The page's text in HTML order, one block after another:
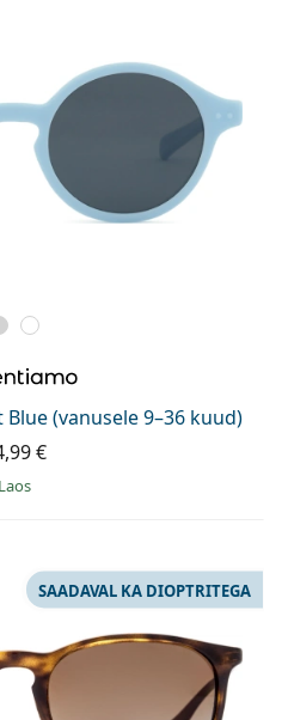
(vanusele 9–36 kuud)
€
Laos
SAADAVAL KA DIOPTRITEGA